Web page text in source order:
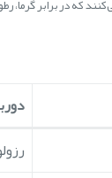
که در برابر